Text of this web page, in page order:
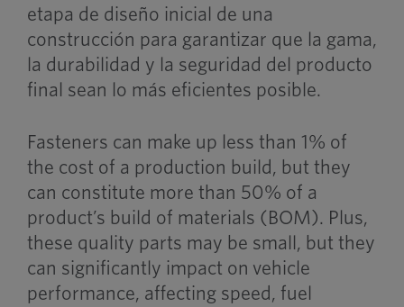
etapa de diseño inicial de una
construcción para garantizar que la gama,
la durabilidad y la seguridad del producto
final sean lo más eficientes posible.
Fasteners can make up less than 1% of
the cost of a production build, but they
can constitute more than 50% of a
product’s build of materials (BOM). Plus,
these quality parts may be small, but they
can significantly impact on vehicle
performance, affecting speed, fuel